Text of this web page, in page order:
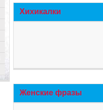
Хихикалки
Женские фразы